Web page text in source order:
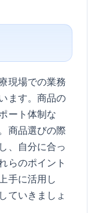
現場での業務
ます。商品の
ート体制な
商品選びの際
、自分に合っ
らのポイント
手に活用し
ていきましょ